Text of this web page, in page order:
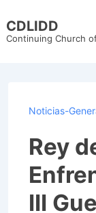
Skip
CDLIDD
Continuing Church
Noticias-
Rey
III